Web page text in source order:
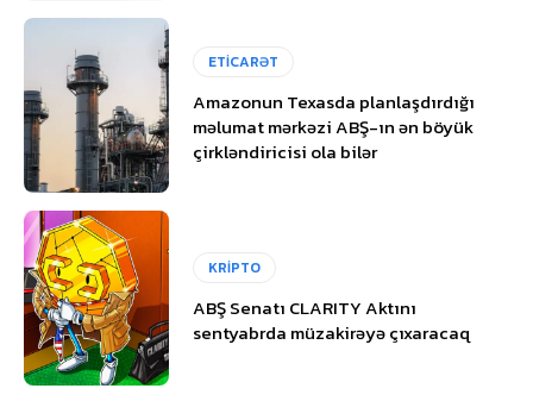
ETİCARƏT
Amazonun Texasda planlaşdırdığı
məlumat mərkəzi ABŞ-ın ən böyük
çirkləndiricisi ola bilər
KRİPTO
ABŞ Senatı CLARITY Aktını
sentyabrda müzakirəyə çıxaracaq